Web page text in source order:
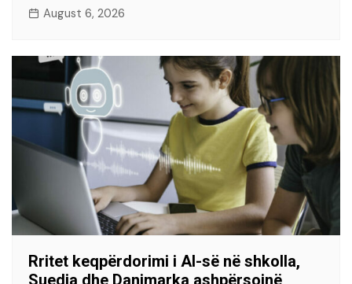
August 6, 2026
Rritet keqpërdorimi i AI-së në shkolla,
Suedia dhe Danimarka ashpërsojnë